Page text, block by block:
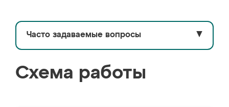
Часто задаваемые вопросы ▼
Схема работы